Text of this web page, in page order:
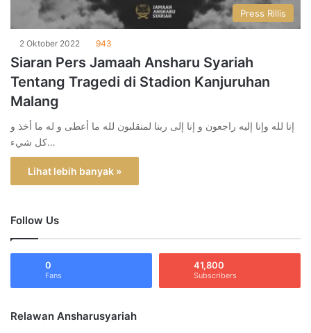
Press Rillis
2 Oktober 2022 943
Siaran Pers Jamaah Ansharu Syariah
Tentang Tragedi di Stadion Kanjuruhan
Malang
إنا لله وإنا إليه راجعون و إنا إلى ربنا لمنقلبون لله ما أعطى و له ما أخذ و
كل شيء…
Lihat lebih banyak »
Follow Us
0
Fans
41,800
Subscribers
Relawan Ansharusyariah